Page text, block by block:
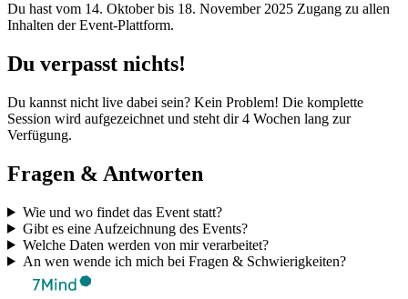
Du hast vom 14. Oktober bis 18. November 2025 Zugang zu allen
Inhalten der Event-Plattform.
Du verpasst nichts!
Du kannst nicht live dabei sein? Kein Problem! Die komplette
Session wird aufgezeichnet und steht dir 4 Wochen lang zur
Verfügung.
Fragen & Antworten
Wie und wo findet das Event statt?
Gibt es eine Aufzeichnung des Events?
Welche Daten werden von mir verarbeitet?
An wen wende ich mich bei Fragen & Schwierigkeiten?